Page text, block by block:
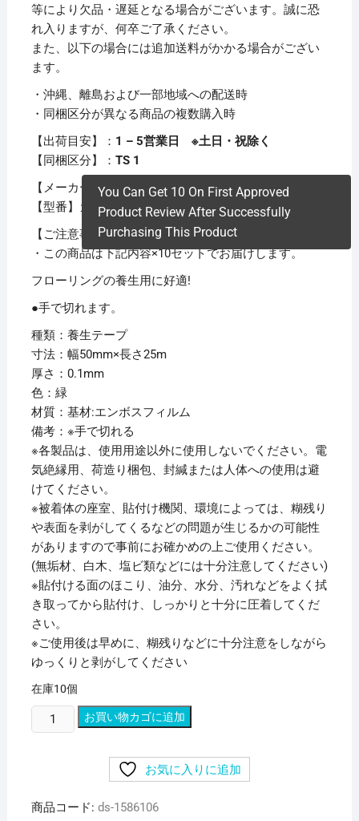
等により欠品・遅延となる場合がございます。誠に恐
れ入りますが、何卒ご了承ください。
また、以下の場合には追加送料がかかる場合がござい
ます。
・沖縄、離島および一部地域への配送時
・同梱区分が異なる商品の複数購入時
【出荷目安】： 1 – 5営業日 ※土日・祝除く
【同梱区分】： TS 1
【メーカー名】光洋化学
【型番】カツトエ-スFG50
【ご注意事項】
・この商品は下記内容×10セットでお届けします。
フローリングの養生用に好適!
●手で切れます。
種類：養生テープ
寸法：幅50mm×長さ25m
厚さ：0.1mm
色：緑
材質：基材:エンボスフィルム
備考：※手で切れる
※各製品は、使用用途以外に使用しないでください。電
気絶縁用、荷造り梱包、封緘または人体への使用は避
けてください。
※被着体の座室、貼付け機関、環境によっては、糊残り
や表面を剥がしてくるなどの問題が生じるかの可能性
がありますので事前にお確かめの上ご使用ください。
(無垢材、白木、塩ビ類などには十分注意してください)
※貼付ける面のほこり、油分、水分、汚れなどをよく拭
き取ってから貼付け、しっかりと十分に圧着してくだ
さい。
※ご使用後は早めに、糊残りなどに十分注意をしながら
ゆっくりと剥がしてください
在庫10個
You Can Get 10 On First Approved
Product Review After Successfully
Purchasing This Product
（ま
と
化
お買い物カゴに追加
お気に入りに追加
商品コード: ds-1586106